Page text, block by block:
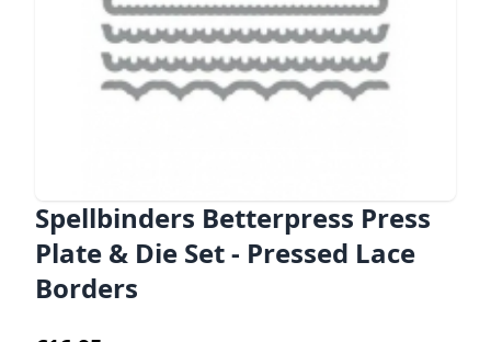
Spellbinders Betterpress Press
Plate & Die Set - Pressed Lace
Borders